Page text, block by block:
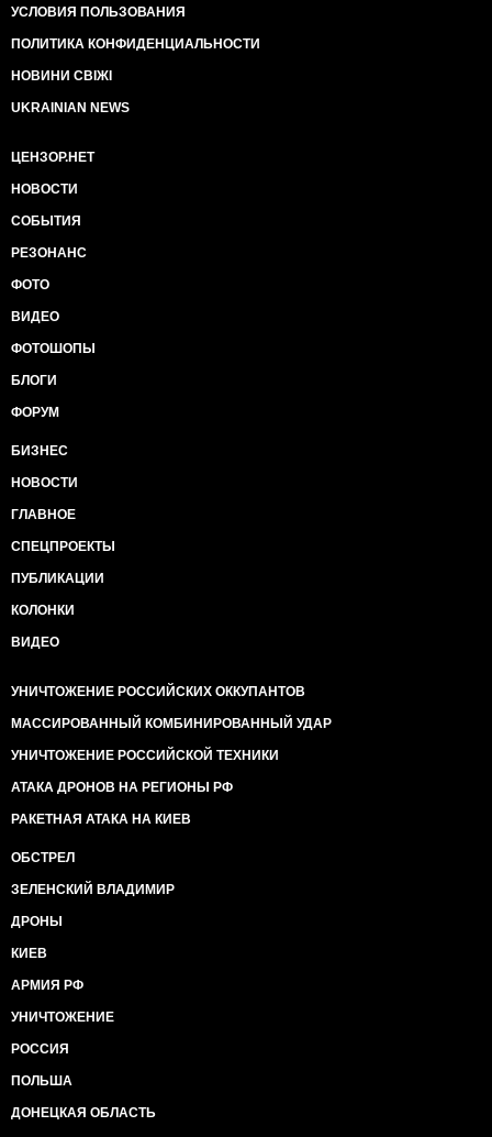
УСЛОВИЯ ПОЛЬЗОВАНИЯ
ПОЛИТИКА КОНФИДЕНЦИАЛЬНОСТИ
НОВИНИ СВІЖІ
UKRAINIAN NEWS
ЦЕНЗОР.НЕТ
НОВОСТИ
СОБЫТИЯ
РЕЗОНАНС
ФОТО
ВИДЕО
ФОТОШОПЫ
БЛОГИ
ФОРУМ
БИЗНЕС
НОВОСТИ
ГЛАВНОЕ
СПЕЦПРОЕКТЫ
ПУБЛИКАЦИИ
КОЛОНКИ
ВИДЕО
УНИЧТОЖЕНИЕ РОССИЙСКИХ ОККУПАНТОВ
МАССИРОВАННЫЙ КОМБИНИРОВАННЫЙ УДАР
УНИЧТОЖЕНИЕ РОССИЙСКОЙ ТЕХНИКИ
АТАКА ДРОНОВ НА РЕГИОНЫ РФ
РАКЕТНАЯ АТАКА НА КИЕВ
ОБСТРЕЛ
ЗЕЛЕНСКИЙ ВЛАДИМИР
ДРОНЫ
КИЕВ
АРМИЯ РФ
УНИЧТОЖЕНИЕ
РОССИЯ
ПОЛЬША
ДОНЕЦКАЯ ОБЛАСТЬ